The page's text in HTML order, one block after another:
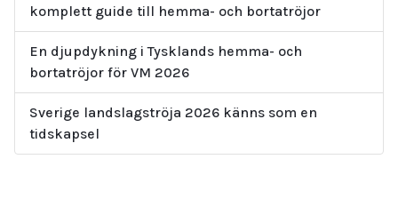
komplett guide till hemma- och bortatröjor
En djupdykning i Tysklands hemma- och
bortatröjor för VM 2026
Sverige landslagströja 2026 känns som en
tidskapsel